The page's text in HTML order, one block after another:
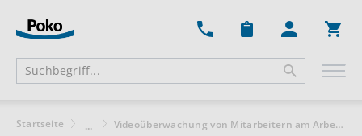
Startseite ... Videoüberwachung von Mitarbeitern am Arbeitsplatz